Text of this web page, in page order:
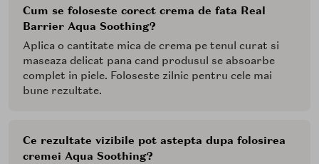
Cum se foloseste corect crema de fata Real
Barrier Aqua Soothing?
Aplica o cantitate mica de crema pe tenul curat si
maseaza delicat pana cand produsul se absoarbe
complet in piele. Foloseste zilnic pentru cele mai
bune rezultate.
Ce rezultate vizibile pot astepta dupa folosirea
cremei Aqua Soothing?